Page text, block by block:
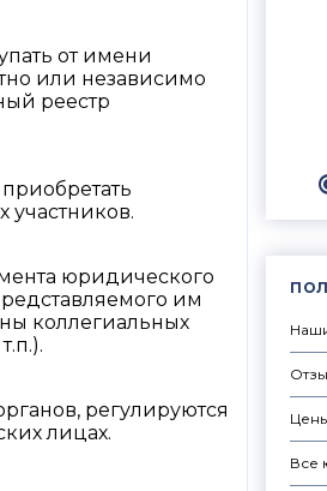
Все
от имени
или независимо
реестр
участников.
юридического
им
коллегиальных
регулируются
лицах.